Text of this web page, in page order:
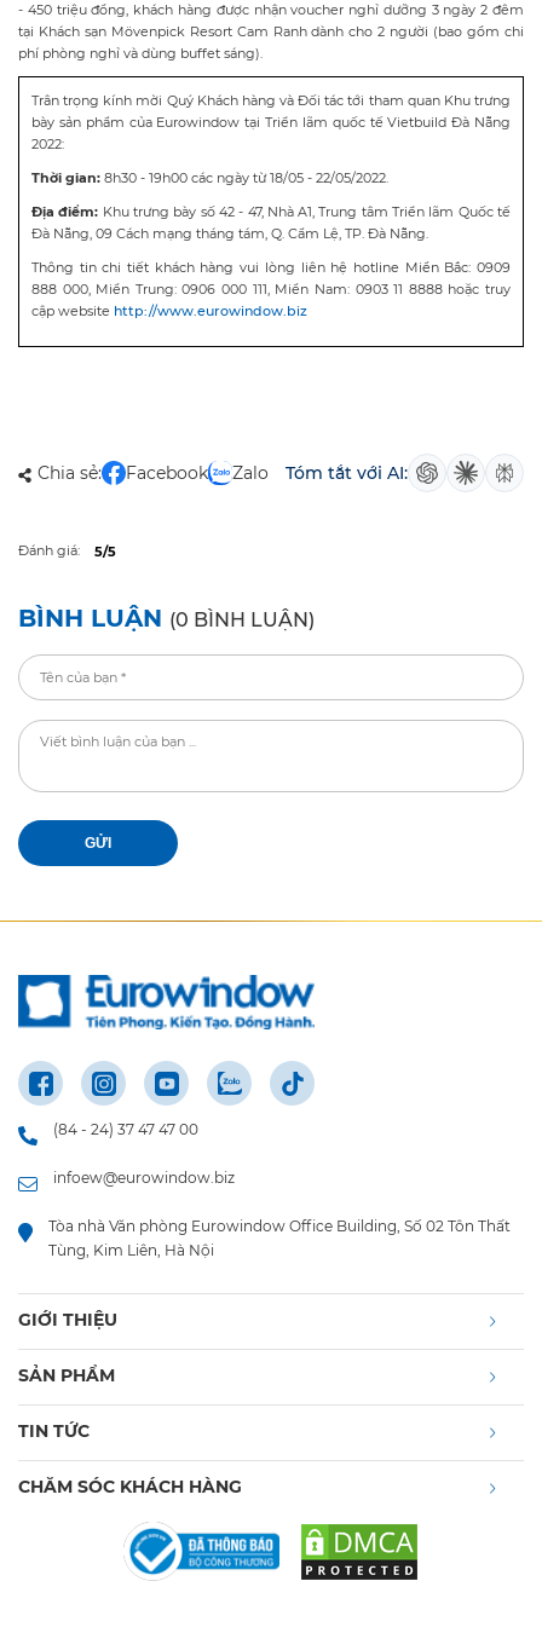
- 450 triệu đồng, khách hàng được nhận voucher nghỉ dưỡng 3 ngày 2 đêm
tại Khách sạn Mövenpick Resort Cam Ranh dành cho 2 người (bao gồm chi
phí phòng nghỉ và dùng buffet sáng).
Trân trọng kính mời Quý Khách hàng và Đối tác tới tham quan Khu trưng
bày sản phẩm của Eurowindow tại Triển lãm quốc tế Vietbuild Đà Nẵng
2022:
Thời gian: 8h30 - 19h00 các ngày từ 18/05 - 22/05/2022.
Địa điểm: Khu trưng bày số 42 - 47, Nhà A1, Trung tâm Triển lãm Quốc tế
Đà Nẵng, 09 Cách mạng tháng tám, Q. Cẩm Lệ, TP. Đà Nẵng.
Thông tin chi tiết khách hàng vui lòng liên hệ hotline Miền Bắc: 0909
888 000, Miền Trung: 0906 000 111, Miền Nam: 0903 11 8888 hoặc truy
cập website http://www.eurowindow.biz
Chia sẻ: Facebook Zalo Tóm tắt với AI:
Đánh giá: 5/5
BÌNH LUẬN (0 BÌNH LUẬN)
GỬI
(84 - 24) 37 47 47 00
infoew@eurowindow.biz
Tòa nhà Văn phòng Eurowindow Office Building, Số 02 Tôn Thất
Tùng, Kim Liên, Hà Nội
GIỚI THIỆU
SẢN PHẨM
TIN TỨC
CHĂM SÓC KHÁCH HÀNG